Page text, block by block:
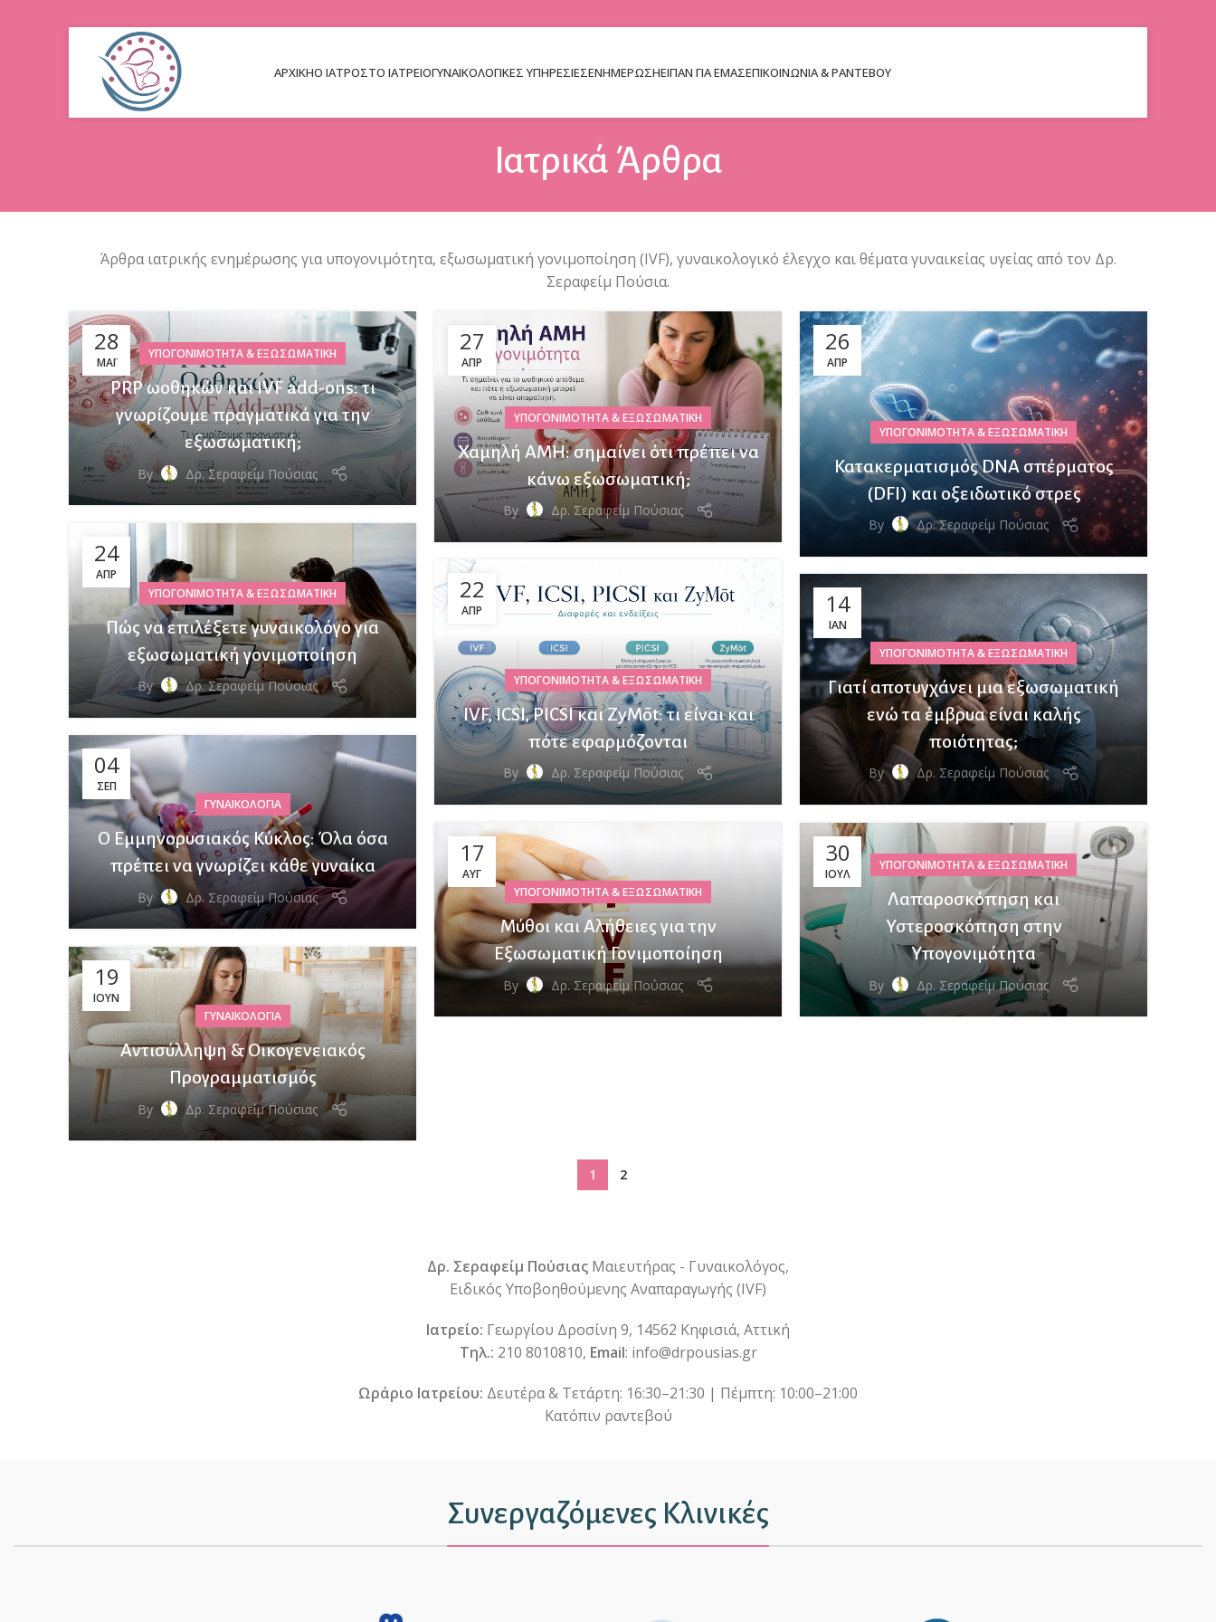
ΑΡΧΙΚΉΟ ΙΑΤΡΌΣΤΟ ΙΑΤΡΕΊΟΓΥΝΑΙΚΟΛΟΓΙΚΕΣ ΥΠΗΡΕΣΙΕΣΕΝΗΜΈΡΩΣΗΕΙΠΑΝ ΓΙΑ ΕΜΑΣΕΠΙΚΟΙΝΩΝΊΑ & ΡΑΝΤΕΒΟΎ
Ιατρικά Άρθρα
Άρθρα ιατρικής ενημέρωσης για υπογονιμότητα, εξωσωματική γονιμοποίηση (IVF), γυναικολογικό έλεγχο και θέματα γυναικείας υγείας από τον Δρ.
Σεραφείμ Πούσια.
28
ΜΆΙ
ΥΠΟΓΟΝΙΜΌΤΗΤΑ & ΕΞΩΣΩΜΑΤΙΚΉ
PRP ωοθηκών και IVF add-ons: τι
γνωρίζουμε πραγματικά για την
εξωσωματική;
By Δρ. Σεραφείμ Πούσιας
27
ΑΠΡ
ΥΠΟΓΟΝΙΜΌΤΗΤΑ & ΕΞΩΣΩΜΑΤΙΚΉ
Χαμηλή AMH: σημαίνει ότι πρέπει να
κάνω εξωσωματική;
By Δρ. Σεραφείμ Πούσιας
26
ΑΠΡ
ΥΠΟΓΟΝΙΜΌΤΗΤΑ & ΕΞΩΣΩΜΑΤΙΚΉ
Κατακερματισμός DNA σπέρματος
(DFI) και οξειδωτικό στρες
By Δρ. Σεραφείμ Πούσιας
24
ΑΠΡ
ΥΠΟΓΟΝΙΜΌΤΗΤΑ & ΕΞΩΣΩΜΑΤΙΚΉ
Πώς να επιλέξετε γυναικολόγο για
εξωσωματική γονιμοποίηση
By Δρ. Σεραφείμ Πούσιας
22
ΑΠΡ
ΥΠΟΓΟΝΙΜΌΤΗΤΑ & ΕΞΩΣΩΜΑΤΙΚΉ
IVF, ICSI, PICSI και ZyMōt: τι είναι και
πότε εφαρμόζονται
By Δρ. Σεραφείμ Πούσιας
14
ΙΑΝ
ΥΠΟΓΟΝΙΜΌΤΗΤΑ & ΕΞΩΣΩΜΑΤΙΚΉ
Γιατί αποτυγχάνει μια εξωσωματική
ενώ τα έμβρυα είναι καλής
ποιότητας;
By Δρ. Σεραφείμ Πούσιας
04
ΣΕΠ
ΓΥΝΑΙΚΟΛΟΓΊΑ
Ο Εμμηνορυσιακός Κύκλος: Όλα όσα
πρέπει να γνωρίζει κάθε γυναίκα
By Δρ. Σεραφείμ Πούσιας
17
ΑΥΓ
ΥΠΟΓΟΝΙΜΌΤΗΤΑ & ΕΞΩΣΩΜΑΤΙΚΉ
Μύθοι και Αλήθειες για την
Εξωσωματική Γονιμοποίηση
By Δρ. Σεραφείμ Πούσιας
30
ΙΟΎΛ
ΥΠΟΓΟΝΙΜΌΤΗΤΑ & ΕΞΩΣΩΜΑΤΙΚΉ
Λαπαροσκόπηση και
Υστεροσκόπηση στην
Υπογονιμότητα
By Δρ. Σεραφείμ Πούσιας
19
ΙΟΎΝ
ΓΥΝΑΙΚΟΛΟΓΊΑ
Αντισύλληψη & Οικογενειακός
Προγραμματισμός
By Δρ. Σεραφείμ Πούσιας
1 2
Δρ. Σεραφείμ Πούσιας Μαιευτήρας - Γυναικολόγος,
Ειδικός Υποβοηθούμενης Αναπαραγωγής (IVF)
Ιατρείο: Γεωργίου Δροσίνη 9, 14562 Κηφισιά, Αττική
Τηλ.: 210 8010810, Email: info@drpousias.gr
Ωράριο Ιατρείου: Δευτέρα & Τετάρτη: 16:30–21:30 | Πέμπτη: 10:00–21:00
Κατόπιν ραντεβού
Συνεργαζόμενες Κλινικές